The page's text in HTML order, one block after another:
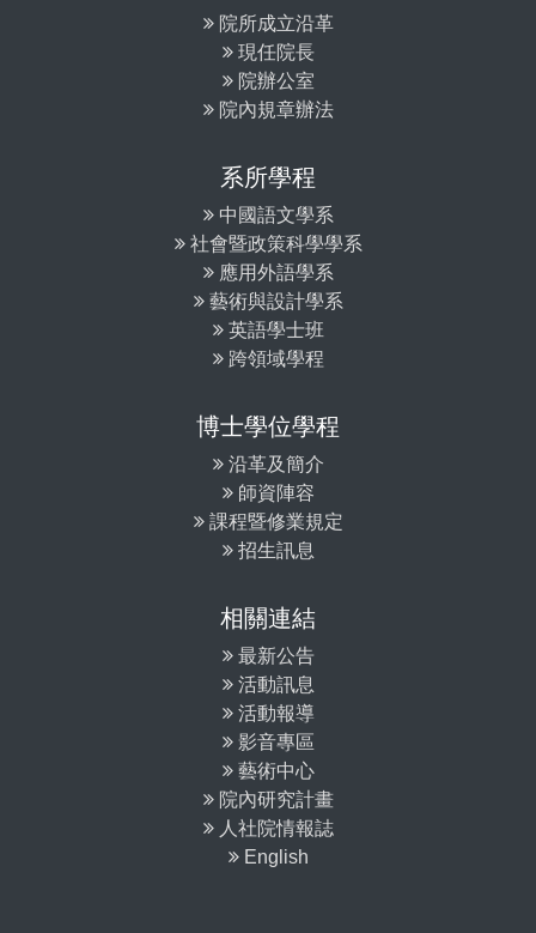
院所成立沿革
現任院長
院辦公室
院內規章辦法
系所學程
中國語文學系
社會暨政策科學學系
應用外語學系
藝術與設計學系
英語學士班
跨領域學程
博士學位學程
沿革及簡介
師資陣容
課程暨修業規定
招生訊息
相關連結
最新公告
活動訊息
活動報導
影音專區
藝術中心
院內研究計畫
人社院情報誌
English